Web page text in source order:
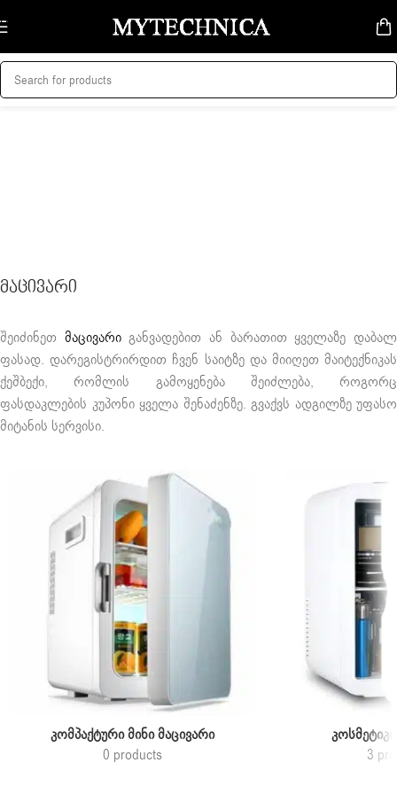
Skip to navigation
Skip to main content
მაცივარი
შეიძინეთ მაცივარიგანვადებით ან ბარათით ყველაზე დაბალ
ფასად. დარეგისტრირდით ჩვენ საიტზე და მიიღეთ მაიტექნიკას
ქეშბექი, რომლის გამოყენება შეიძლება, როგორც
ფასდაკლების კუპონი ყველა შენაძენზე. გვაქვს ადგილზე უფასო
მიტანის სერვისი.
ᲙᲝᲛᲞᲐᲥᲢᲣᲠᲘ ᲛᲘᲜᲘ ᲛᲐᲪᲘᲕᲐᲠᲘ
0 products
3